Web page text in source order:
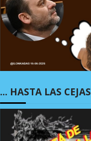
… HASTA LAS CEJAS